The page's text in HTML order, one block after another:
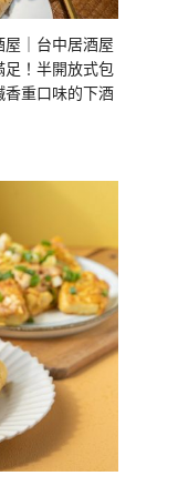
屋｜台中居酒屋
！半開放式包
香重口味的下酒